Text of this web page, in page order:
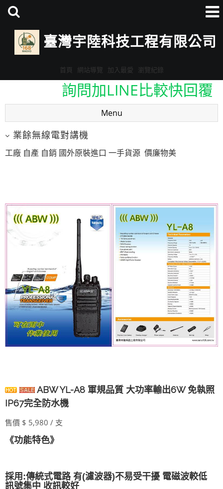
臺灣宇陸科技工程有限公司
首頁 網站導覽 加入最愛 瀏覽紀錄
詢問加LINE比較快回覆
ID:@eav3678v
詢問加LINE比較快回覆
ID:@eav3678v
Menu
業餘無線電對講機
工廠 自產 自銷 國外原裝進口 一手貨源 價廉物美
ABW YL-A8 軍規品質 大功率輸出6W 免執照
IP67完全防水機
售價 $ 5,980 / 支
《功能特色》
採用:傳統式電路 有(濾波器)不易受干擾 電磁波較低
訊號集中 收訊較好